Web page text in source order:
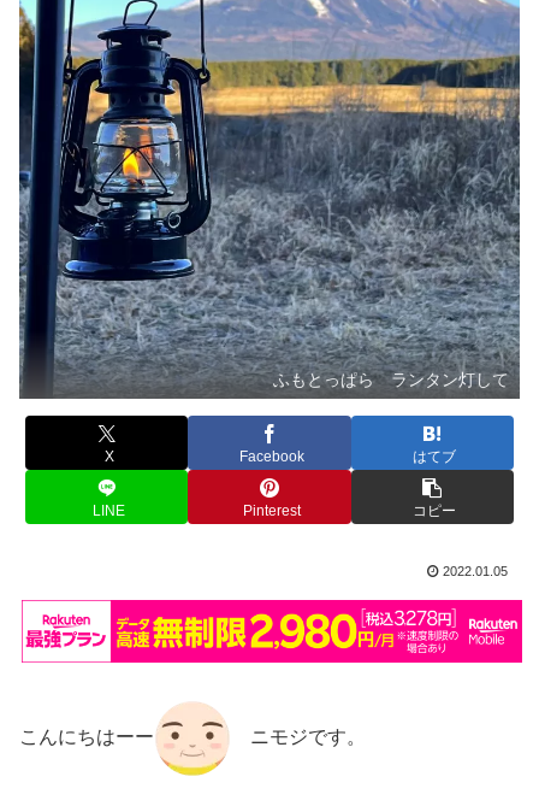
ふもとっぱら ランタン灯して
X Facebook はてブ
LINE Pinterest コピー
2022.01.05
こんにちはーー ニモジです。